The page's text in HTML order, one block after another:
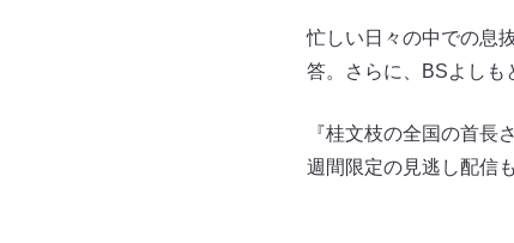
忙しい日々の中での息
答。さらに、BSよしも
『桂文枝の全国の首長
週間限定の見逃し配信